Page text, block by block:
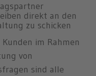
direkt an den
zu schicken
im Rahmen
von
sind alle